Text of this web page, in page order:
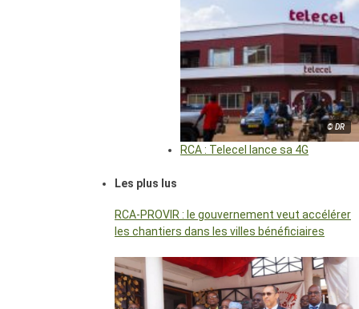
© DR
RCA : Telecel lance sa 4G
Les plus lus
RCA-PROVIR : le gouvernement veut accélérer
les chantiers dans les villes bénéficiaires